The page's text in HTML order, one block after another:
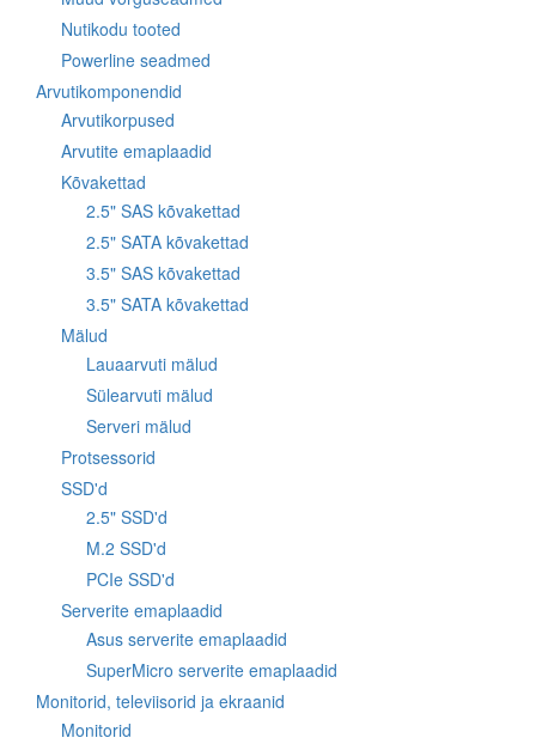
Nutikodu tooted
Powerline seadmed
Arvutikomponendid
Arvutikorpused
Arvutite emaplaadid
Kõvakettad
2.5" SAS kõvakettad
2.5" SATA kõvakettad
3.5" SAS kõvakettad
3.5" SATA kõvakettad
Mälud
Lauaarvuti mälud
Sülearvuti mälud
Serveri mälud
Protsessorid
SSD'd
2.5" SSD'd
M.2 SSD'd
PCIe SSD'd
Serverite emaplaadid
Asus serverite emaplaadid
SuperMicro serverite emaplaadid
Monitorid, televiisorid ja ekraanid
Monitorid